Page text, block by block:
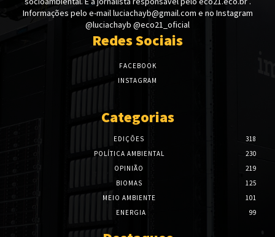
Informações pelo e-mail luciachayb@gmail.com e no Instagram
@luciachayb @eco21_oficial
Redes Sociais
FACEBOOK
INSTAGRAM
Categorias
EDIÇÕES
318
POLÍTICA AMBIENTAL
230
OPINIÃO
219
BIOMAS
125
MEIO AMBIENTE
101
ENERGIA
99